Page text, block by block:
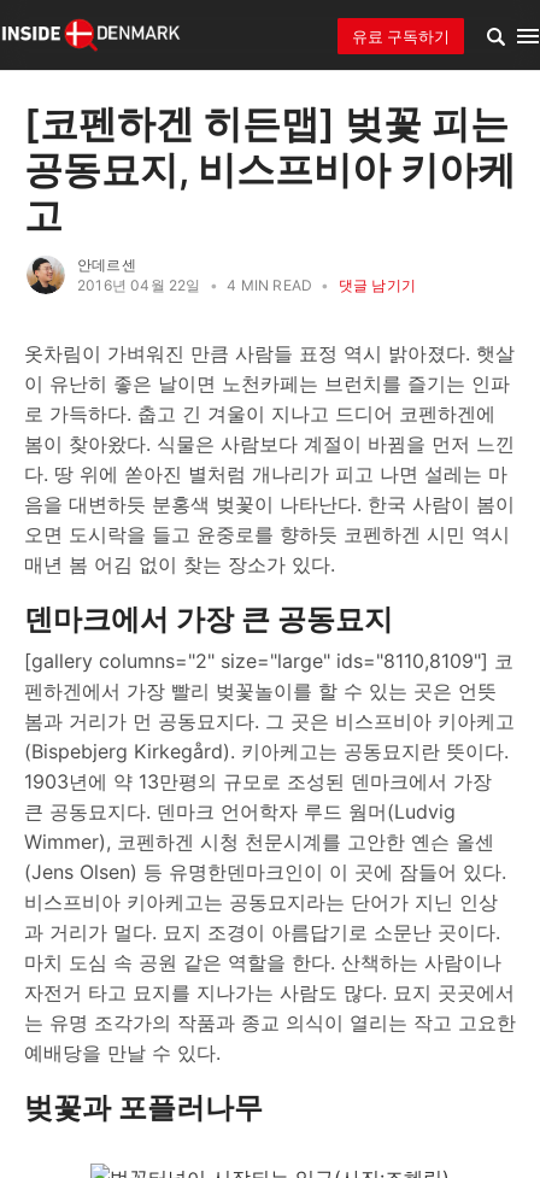
유료 구독하기
[코펜하겐 히든맵] 벚꽃 피는
공동묘지, 비스프비아 키아케
고
안데르센
2016년 04월 22일
• 4 MIN READ • 댓글 남기기
옷차림이 가벼워진 만큼 사람들 표정 역시 밝아졌다. 햇살
이 유난히 좋은 날이면 노천카페는 브런치를 즐기는 인파
로 가득하다. 춥고 긴 겨울이 지나고 드디어 코펜하겐에
봄이 찾아왔다. 식물은 사람보다 계절이 바뀜을 먼저 느낀
다. 땅 위에 쏟아진 별처럼 개나리가 피고 나면 설레는 마
음을 대변하듯 분홍색 벚꽃이 나타난다. 한국 사람이 봄이
오면 도시락을 들고 윤중로를 향하듯 코펜하겐 시민 역시
매년 봄 어김 없이 찾는 장소가 있다.
덴마크에서 가장 큰 공동묘지
[gallery columns="2" size="large" ids="8110,8109"] 코
펜하겐에서 가장 빨리 벚꽃놀이를 할 수 있는 곳은 언뜻
봄과 거리가 먼 공동묘지다. 그 곳은 비스프비아 키아케고
(Bispebjerg Kirkegård). 키아케고는 공동묘지란 뜻이다.
1903년에 약 13만평의 규모로 조성된 덴마크에서 가장
큰 공동묘지다. 덴마크 언어학자 루드 웜머(Ludvig
Wimmer), 코펜하겐 시청 천문시계를 고안한 옌슨 올센
(Jens Olsen) 등 유명한덴마크인이 이 곳에 잠들어 있다.
비스프비아 키아케고는 공동묘지라는 단어가 지닌 인상
과 거리가 멀다. 묘지 조경이 아름답기로 소문난 곳이다.
마치 도심 속 공원 같은 역할을 한다. 산책하는 사람이나
자전거 타고 묘지를 지나가는 사람도 많다. 묘지 곳곳에서
는 유명 조각가의 작품과 종교 의식이 열리는 작고 고요한
예배당을 만날 수 있다.
벚꽃과 포플러나무